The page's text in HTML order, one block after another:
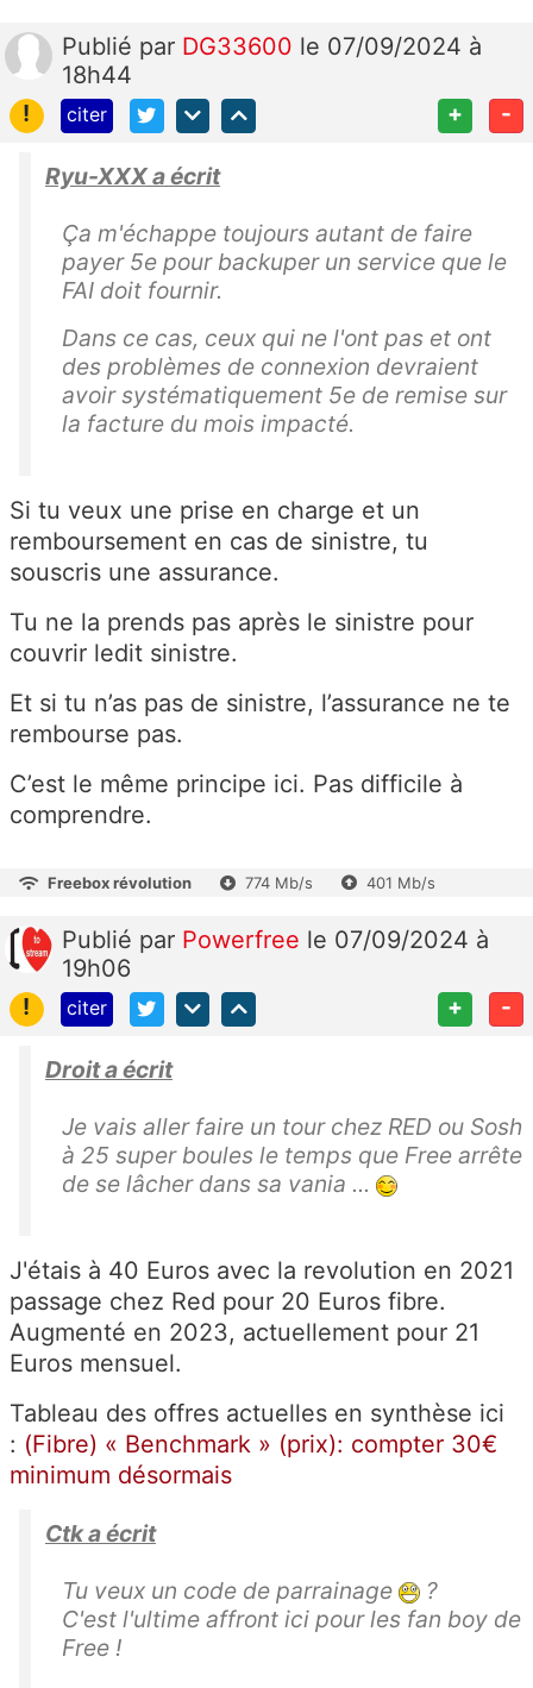
Publié par DG33600 le 07/09/2024 à
18h44
!
citer + -
Ryu-XXX a écrit
Ça m'échappe toujours autant de faire
payer 5e pour backuper un service que le
FAI doit fournir.
Dans ce cas, ceux qui ne l'ont pas et ont
des problèmes de connexion devraient
avoir systématiquement 5e de remise sur
la facture du mois impacté.
Si tu veux une prise en charge et un
remboursement en cas de sinistre, tu
souscris une assurance.
Tu ne la prends pas après le sinistre pour
couvrir ledit sinistre.
Et si tu n’as pas de sinistre, l’assurance ne te
rembourse pas.
C’est le même principe ici. Pas difficile à
comprendre.
Freebox révolution 774 Mb/s 401 Mb/s
Publié par Powerfree le 07/09/2024 à
19h06
!
citer + -
Droit a écrit
Je vais aller faire un tour chez RED ou Sosh
à 25 super boules le temps que Free arrête
de se lâcher dans sa vania ...
J'étais à 40 Euros avec la revolution en 2021
passage chez Red pour 20 Euros fibre.
Augmenté en 2023, actuellement pour 21
Euros mensuel.
Tableau des offres actuelles en synthèse ici
: (Fibre) « Benchmark » (prix): compter 30€
minimum désormais
Ctk a écrit
Tu veux un code de parrainage
?
C'est l'ultime affront ici pour les fan boy de
Free !